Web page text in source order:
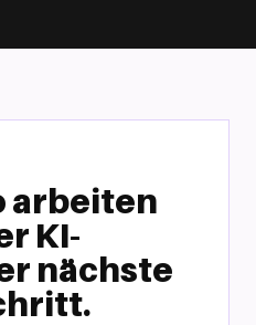
arbeiten
KI-
nächste